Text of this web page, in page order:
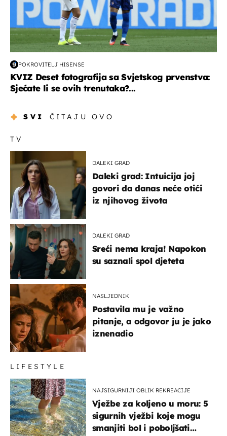
POKROVITELJ HISENSE
KVIZ Deset fotografija sa Svjetskog prvenstva:
Sjećate li se ovih trenutaka?...
SVI ČITAJU OVO
TV
DALEKI GRAD
Daleki grad: Intuicija joj
govori da danas neće otići
iz njihovog života
DALEKI GRAD
Sreći nema kraja! Napokon
su saznali spol djeteta
NASLJEDNIK
Postavila mu je važno
pitanje, a odgovor ju je jako
iznenadio
LIFESTYLE
NAJSIGURNIJI OBLIK REKREACIJE
Vježbe za koljeno u moru: 5
sigurnih vježbi koje mogu
smanjiti bol i poboljšati